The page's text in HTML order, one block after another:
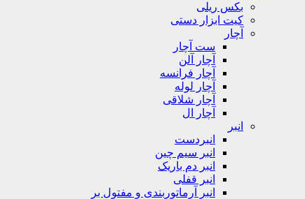
بکس ریلی
کیت ابزار دستی
آچار
ست آچار
آچار آلن
آچار فرانسه
آچار لوله
آچار شلاقی
آچار ال
انبر
انبردست
انبر سیم چین
انبر دم باریک
انبر قفلی
انبر آرماتوربندی و مفتول بر